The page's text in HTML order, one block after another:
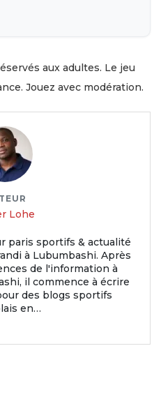
aux adultes. Le jeu
Jouez avec modération.
Lohe
paris sportifs & actualité
à Lubumbashi. Après
de l'information à
il commence à écrire
des blogs sportifs
en…